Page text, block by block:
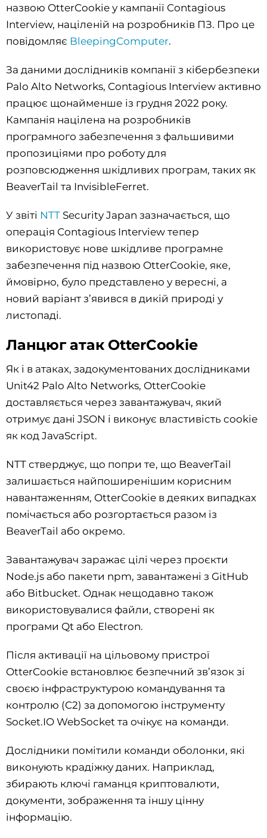
назвою OtterCookie у кампанії Contagious
Interview, націленій на розробників ПЗ. Про це
повідомляє BleepingComputer.
За даними дослідників компанії з кібербезпеки
Palo Alto Networks, Contagious Interview активно
працює щонайменше із грудня 2022 року.
Кампанія націлена на розробників
програмного забезпечення з фальшивими
пропозиціями про роботу для
розповсюдження шкідливих програм, таких як
BeaverTail та InvisibleFerret.
У звіті NTT Security Japan зазначається, що
операція Contagious Interview тепер
використовує нове шкідливе програмне
забезпечення під назвою OtterCookie, яке,
ймовірно, було представлено у вересні, а
новий варіант з’явився в дикій природі у
листопаді.
Ланцюг атак OtterCookie
Як і в атаках, задокументованих дослідниками
Unit42 Palo Alto Networks, OtterCookie
доставляється через завантажувач, який
отримує дані JSON і виконує властивість cookie
як код JavaScript.
NTT стверджує, що попри те, що BeaverTail
залишається найпоширенішим корисним
навантаженням, OtterCookie в деяких випадках
помічається або розгортається разом із
BeaverTail або окремо.
Завантажувач заражає цілі через проєкти
Node.js або пакети npm, завантажені з GitHub
або Bitbucket. Однак нещодавно також
використовувалися файли, створені як
програми Qt або Electron.
Після активації на цільовому пристрої
OtterCookie встановлює безпечний зв’язок зі
своєю інфраструктурою командування та
контролю (C2) за допомогою інструменту
Socket.IO WebSocket та очікує на команди.
Дослідники помітили команди оболонки, які
виконують крадіжку даних. Наприклад,
збирають ключі гаманця криптовалюти,
документи, зображення та іншу цінну
інформацію.